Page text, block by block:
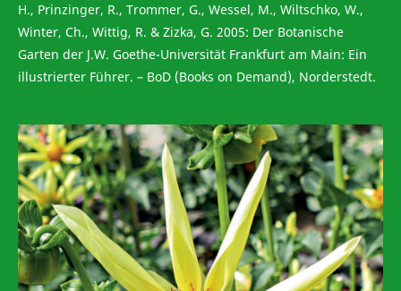
H., Prinzinger, R., Trommer, G., Wessel, M., Wiltschko, W.,
Winter, Ch., Wittig, R. & Zizka, G. 2005: Der Botanische
Garten der J.W. Goethe-Universität Frankfurt am Main: Ein
illustrierter Führer. – BoD (Books on Demand), Norderstedt.